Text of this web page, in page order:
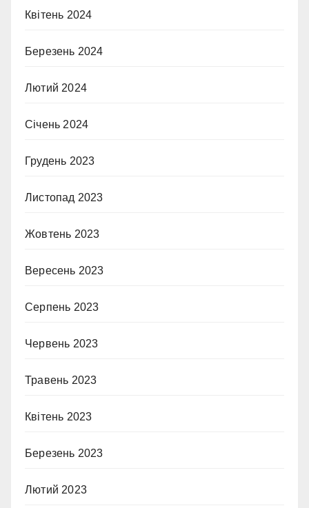
Квітень 2024
Березень 2024
Лютий 2024
Січень 2024
Грудень 2023
Листопад 2023
Жовтень 2023
Вересень 2023
Серпень 2023
Червень 2023
Травень 2023
Квітень 2023
Березень 2023
Лютий 2023